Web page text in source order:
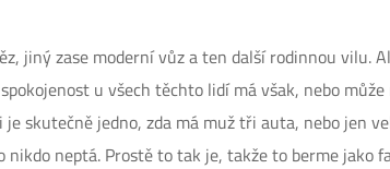
jiný zase moderní vůz a ten další rodinnou vilu.
u všech těchto lidí má však, nebo
skutečně jedno, zda má muž tři auta, nebo jen
neptá. Prostě to tak je, takže to berme jako